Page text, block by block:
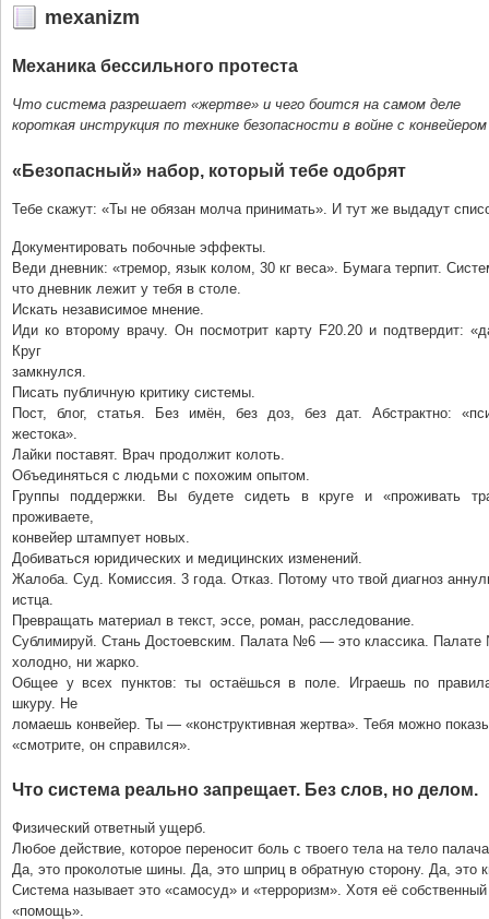
mexanizm
Механика бессильного протеста
Что система разрешает «жертве» и чего боится на самом деле
короткая инструкция по технике безопасности в войне с конвейером
«Безопасный» набор, который тебе одобрят
Тебе скажут: «Ты не обязан молча принимать». И тут же выдадут
Документировать побочные эффекты.
Веди дневник: «тремор, язык колом, 30 кг веса». Бумага терпит.
что дневник лежит у тебя в столе.
Искать независимое мнение.
Иди ко второму врачу. Он посмотрит карту F20.20 и подтвердит:
Круг
замкнулся.
Писать публичную критику системы.
Пост, блог, статья. Без имён, без доз, без дат. Абстрактно:
жестока».
Лайки поставят. Врач продолжит колоть.
Объединяться с людьми с похожим опытом.
Группы поддержки. Вы будете сидеть в круге и «проживать
проживаете,
конвейер штампует новых.
Добиваться юридических и медицинских изменений.
Жалоба. Суд. Комиссия. 3 года. Отказ. Потому что твой диагноз
истца.
Превращать материал в текст, эссе, роман, расследование.
Сублимируй. Стань Достоевским. Палата №6 — это классика. Палате
холодно, ни жарко.
Общее у всех пунктов: ты остаёшься в поле. Играешь по
шкуру. Не
ломаешь конвейер. Ты — «конструктивная жертва». Тебя можно
«смотрите, он справился».
Что система реально запрещает. Без слов, но делом.
Физический ответный ущерб.
Любое действие, которое переносит боль с твоего тела на тело
Да, это проколотые шины. Да, это шприц в обратную сторону. Да, это
Система называет это «самосуд» и «терроризм». Хотя её
«помощь».